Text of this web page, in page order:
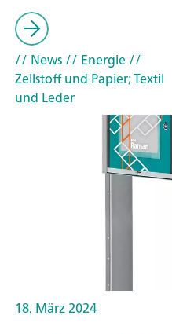
// News// Energie//
Zellstoff und Papier; Textil
und Leder
18. März 2024